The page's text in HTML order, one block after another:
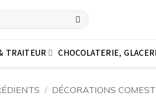
TRAITEUR CHOCOLATERIE,
/ DÉCORATIONS